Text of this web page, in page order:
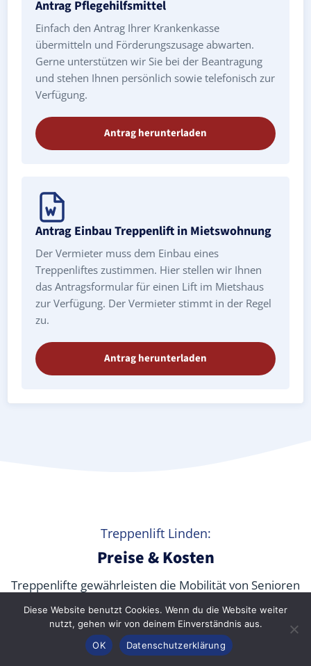
Antrag Pflegehilfsmittel
Einfach den Antrag Ihrer Krankenkasse
übermitteln und Förderungszusage abwarten.
Gerne unterstützen wir Sie bei der Beantragung
und stehen Ihnen persönlich sowie telefonisch zur
Verfügung.
Antrag herunterladen
Antrag Einbau Treppenlift in Mietswohnung
Der Vermieter muss dem Einbau eines
Treppenliftes zustimmen. Hier stellen wir Ihnen
das Antragsformular für einen Lift im Mietshaus
zur Verfügung. Der Vermieter stimmt in der Regel
zu.
Antrag herunterladen
Treppenlift Linden:
Preise & Kosten
Treppenlifte gewährleisten die Mobilität von Senioren
und körperlich beeinträchtigten Menschen jeden
Alters in den eigenen vier Wänden sowie in
öffentlichen Gebäuden. Aberwas kostet ein
Treppenlift wirklich? Wir verraten Ihnen die
Konfigurator
Diese Website benutzt Cookies. Wenn du die Website weiter
nutzt, gehen wir von deinem Einverständnis aus.
OK
Datenschutzerklärung